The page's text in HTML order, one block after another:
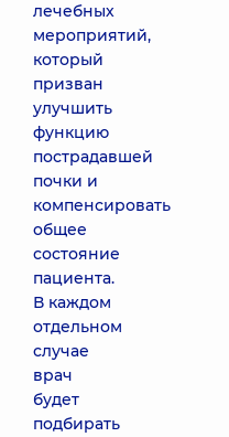
лечебных
мероприятий,
который
призван
улучшить
функцию
пострадавшей
почки и
компенсировать
общее
состояние
пациента.
В каждом
отдельном
случае
врач
будет
подбирать